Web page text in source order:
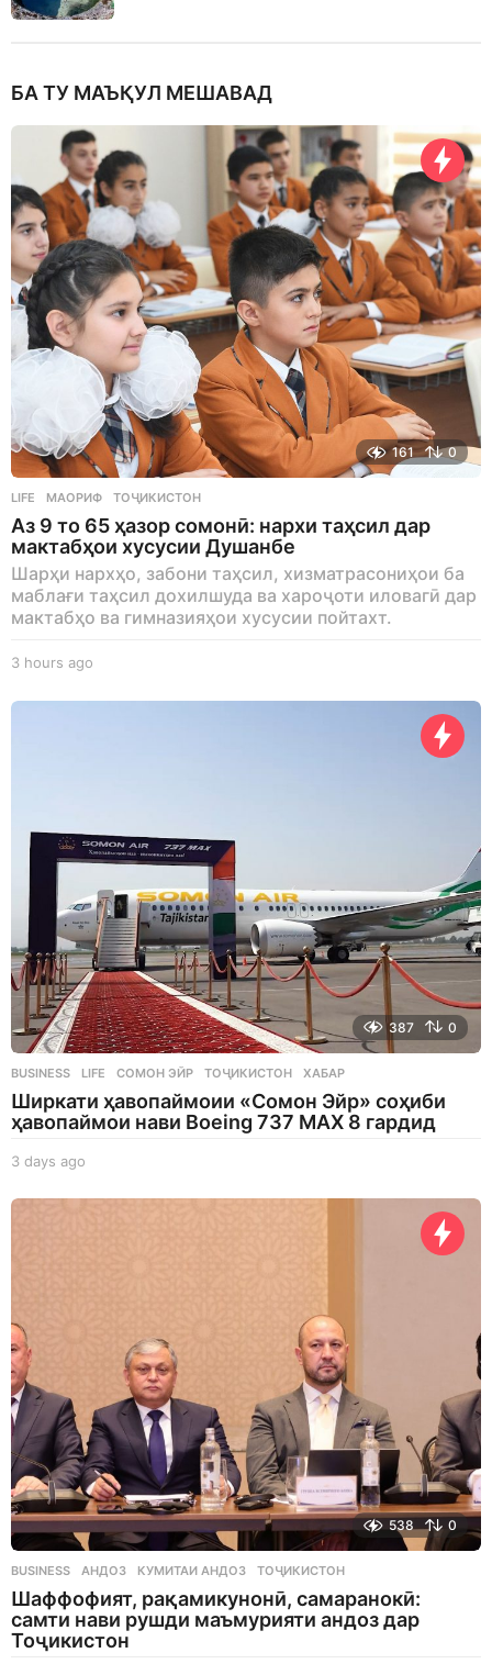
БА ТУ МАЪҚУЛ МЕШАВАД
161 0
LIFE МАОРИФ ,ТОҶИКИСТОН
Аз 9 то 65 ҳазор сомонӣ: нархи таҳсил дар
мактабҳои хусусии Душанбе
Шарҳи нархҳо, забони таҳсил, хизматрасониҳои ба
маблағи таҳсил дохилшуда ва хароҷоти иловагӣ дар
мактабҳо ва гимназияҳои хусусии пойтахт.
3 hours ago
o
387 0
BUSINESS ,LIFE СОМОН ЭЙР ,ТОҶИКИСТОН ,ХАБАР
Ширкати ҳавопаймоии «Сомон Эйр» соҳиби
ҳавопаймои нави Boeing 737 MAX 8 гардид
3 days ago
a
538 0
BUSINESS АНДОЗ ,КУМИТАИ АНДОЗ ,ТОҶИКИСТОН
Шаффофият, рақамикунонӣ, самаранокӣ:
самти нави рушди маъмурияти андоз дар
Тоҷикистон